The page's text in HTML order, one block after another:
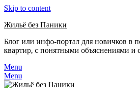
Skip to content
Жильё без Паники
Блог или инфо-портал для новичков в
квартир, с понятными объяснениями и
Menu
Menu